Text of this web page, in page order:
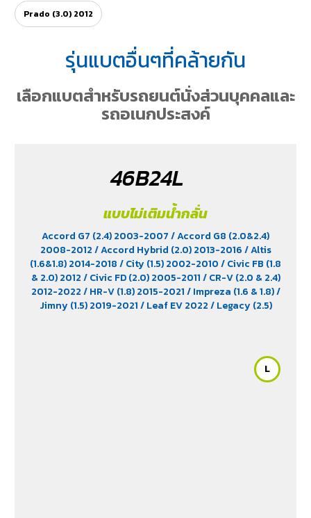
Prado (3.0) 2012
รุ่นแบตอื่นๆที่คล้ายกัน
เลือกแบตสำหรับรถยนต์นั่งส่วนบุคคลและ
รถอเนกประสงค์
46B24L
แบบไม่เติมน้ำกลั่น
Accord G7 (2.4) 2003-2007/ Accord G8 (2.0&2.4)
2008-2012/ Accord Hybrid (2.0) 2013-2016/ Altis
(1.6&1.8) 2014-2018/ City (1.5) 2002-2010/ Civic FB (1.8
& 2.0) 2012/ Civic FD (2.0) 2005-2011/ CR-V (2.0 & 2.4)
2012-2022/ HR-V (1.8) 2015-2021/ Impreza (1.6 & 1.8)/
Jimny (1.5) 2019-2021/ Leaf EV 2022/ Legacy (2.5)
/ XL7
/ Xpander Cross (1.5) 2010-2021/
L